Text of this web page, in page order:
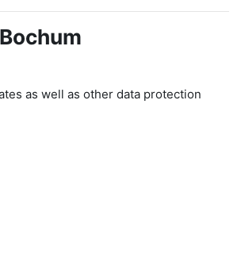
as well as other data protection